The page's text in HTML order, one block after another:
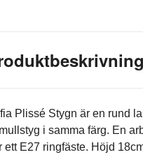
Plissé Stygn är en rund
i samma färg. En
ett E27 ringfäste. Höjd